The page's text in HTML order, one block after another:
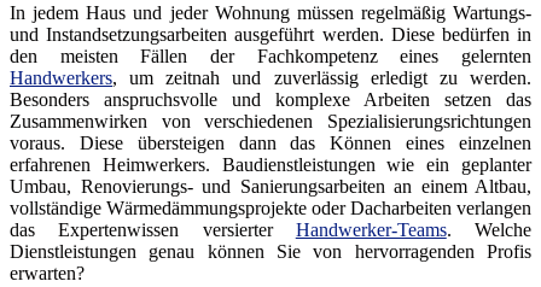
In jedem Haus und jeder Wohnung müssen regelmäßig Wartungs-
und Instandsetzungsarbeiten ausgeführt werden. Diese bedürfen in
den meisten Fällen der Fachkompetenz eines gelernten
Handwerkers, um zeitnah und zuverlässig erledigt zu werden.
Besonders anspruchsvolle und komplexe Arbeiten setzen das
Zusammenwirken von verschiedenen Spezialisierungsrichtungen
voraus. Diese übersteigen dann das Können eines einzelnen
erfahrenen Heimwerkers. Baudienstleistungen wie ein geplanter
Umbau, Renovierungs- und Sanierungsarbeiten an einem Altbau,
vollständige Wärmedämmungsprojekte oder Dacharbeiten verlangen
das Expertenwissen versierter Handwerker-Teams. Welche
Dienstleistungen genau können Sie von hervorragenden Profis
erwarten?